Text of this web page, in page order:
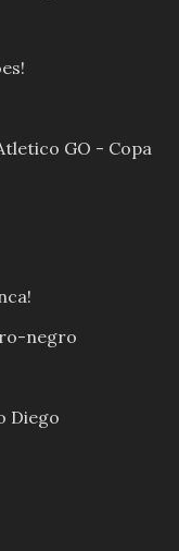
GO - Copa
negro
Diego